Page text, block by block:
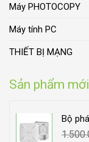
Máy PHOTOCOPY
Máy tính PC
THIẾT BỊ MẠNG
Sản phẩm mới
Bộ